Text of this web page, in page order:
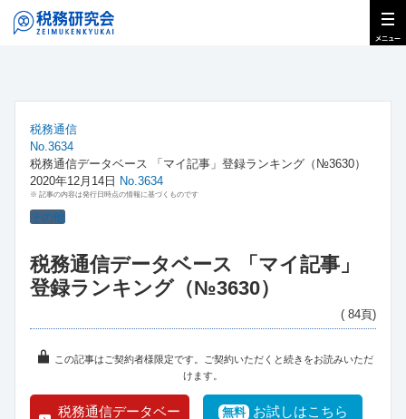
税務通信
No.3634
税務通信データベース 「マイ記事」登録ランキング（№3630）
2020年12月14日 No.3634
※ 記事の内容は発行日時点の情報に基づくものです
その他
税務通信データベース 「マイ記事」
登録ランキング（№3630）
( 84頁)
この記事はご契約者様限定です。ご契約いただくと続きをお読みいただ
けます。
税務通信データベー
無料 お試しはこちら